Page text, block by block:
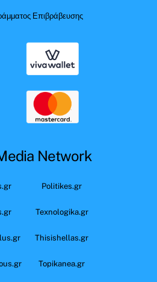
Επιβράβευσης
Network
Politikes.gr
Texnologika.gr
Thisishellas.gr
Topikanea.gr